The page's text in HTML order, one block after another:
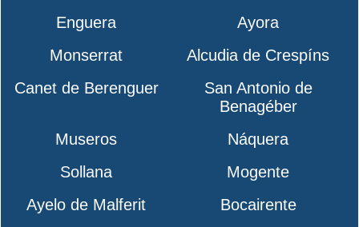
Enguera
Ayora
Monserrat
Alcudia de Crespíns
Canet de Berenguer
San Antonio de
Benagéber
Museros
Náquera
Sollana
Mogente
Ayelo de Malferit
Bocairente